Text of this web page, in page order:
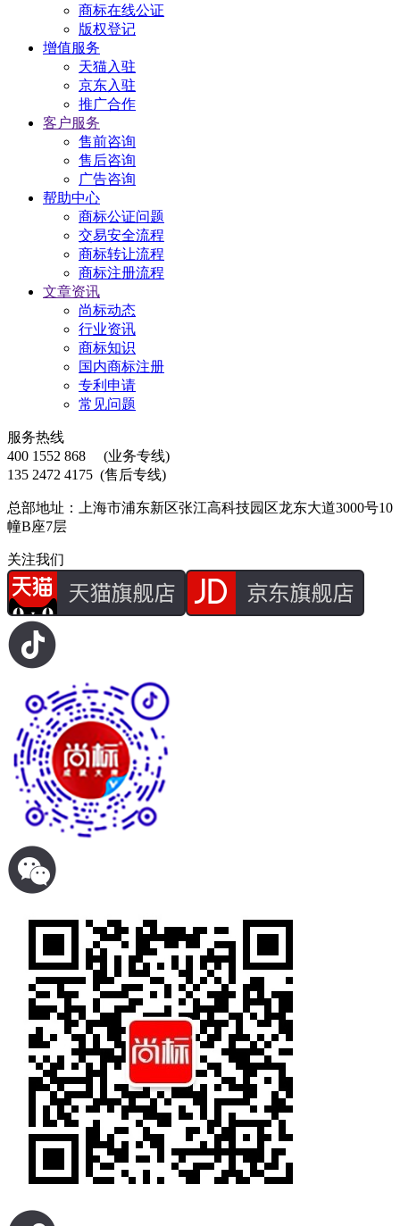
商标在线公证
版权登记
增值服务
天猫入驻
京东入驻
推广合作
客户服务
售前咨询
售后咨询
广告咨询
帮助中心
商标公证问题
交易安全流程
商标转让流程
商标注册流程
文章资讯
尚标动态
行业资讯
商标知识
国内商标注册
专利申请
常见问题
服务热线
400 1552 868
(业务专线)
135 2472 4175 (售后专线)
总部地址：上海市浦东新区张江高科技园区龙东大道3000号10
幢B座7层
关注我们